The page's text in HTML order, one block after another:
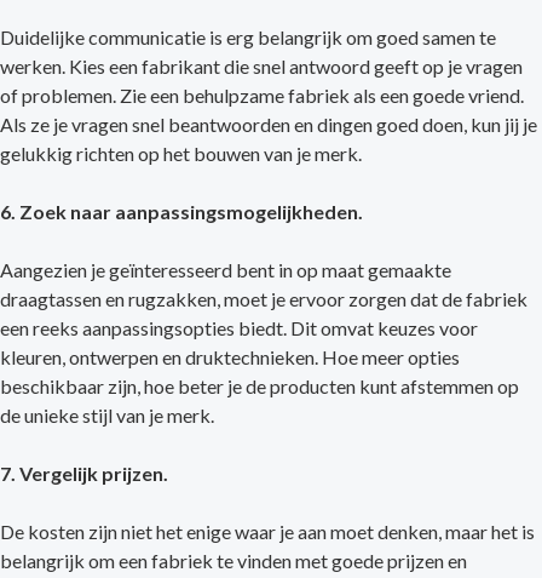
Duidelijke communicatie is erg belangrijk om goed samen te
werken. Kies een fabrikant die snel antwoord geeft op je vragen
of problemen. Zie een behulpzame fabriek als een goede vriend.
Als ze je vragen snel beantwoorden en dingen goed doen, kun jij je
gelukkig richten op het bouwen van je merk.
6. Zoek naar aanpassingsmogelijkheden.
Aangezien je geïnteresseerd bent in op maat gemaakte
draagtassen en rugzakken, moet je ervoor zorgen dat de fabriek
een reeks aanpassingsopties biedt. Dit omvat keuzes voor
kleuren, ontwerpen en druktechnieken. Hoe meer opties
beschikbaar zijn, hoe beter je de producten kunt afstemmen op
de unieke stijl van je merk.
7. Vergelijk prijzen.
De kosten zijn niet het enige waar je aan moet denken, maar het is
belangrijk om een fabriek te vinden met goede prijzen en